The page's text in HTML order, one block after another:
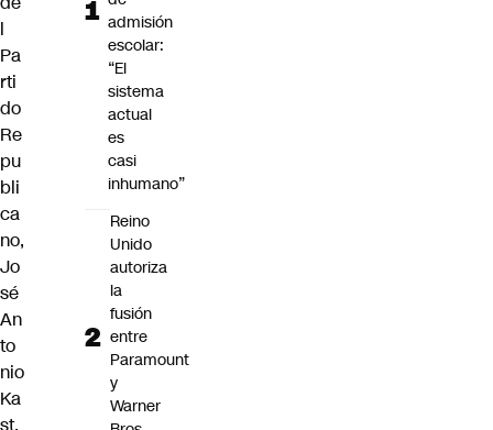
l
Pa
rti
do
Re
pu
bli
ca
no,
Jo
sé
An
to
nio
Ka
admisión
escolar:
“El
sistema
actual
es
casi
inhumano”
Reino
Unido
autoriza
la
fusión
entre
Paramount
y
Warner